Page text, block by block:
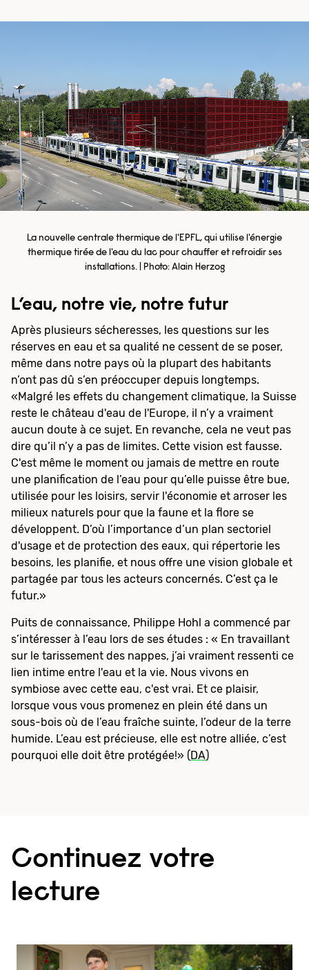
La nouvelle centrale thermique de l'EPFL, qui utilise l'énergie
thermique tirée de l'eau du lac pour chauffer et refroidir ses
installations. | Photo: Alain Herzog
L’eau, notre vie, notre futur
Après plusieurs sécheresses, les questions sur les
réserves en eau et sa qualité ne cessent de se poser,
même dans notre pays où la plupart des habitants
n’ont pas dû s’en préoccuper depuis longtemps.
«Malgré les effets du changement climatique, la Suisse
reste le château d'eau de l'Europe, il n’y a vraiment
aucun doute à ce sujet. En revanche, cela ne veut pas
dire qu’il n’y a pas de limites. Cette vision est fausse.
C'est même le moment ou jamais de mettre en route
une planification de l’eau pour qu’elle puisse être bue,
utilisée pour les loisirs, servir l'économie et arroser les
milieux naturels pour que la faune et la flore se
développent. D’où l’importance d’un plan sectoriel
d'usage et de protection des eaux, qui répertorie les
besoins, les planifie, et nous offre une vision globale et
partagée par tous les acteurs concernés. C’est ça le
futur.»
Puits de connaissance, Philippe Hohl a commencé par
s’intéresser à l’eau lors de ses études : « En travaillant
sur le tarissement des nappes, j’ai vraiment ressenti ce
lien intime entre l'eau et la vie. Nous vivons en
symbiose avec cette eau, c'est vrai. Et ce plaisir,
lorsque vous vous promenez en plein été dans un
sous-bois où de l’eau fraîche suinte, l’odeur de la terre
humide. L’eau est précieuse, elle est notre alliée, c’est
pourquoi elle doit être protégée!» ( DA)
Continuez votre
lecture